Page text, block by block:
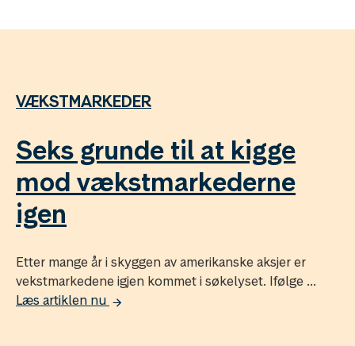
VÆKSTMARKEDER
Seks grunde til at kigge
mod vækstmarkederne
igen
Etter mange år i skyggen av amerikanske aksjer er
vekstmarkedene igjen kommet i søkelyset. Ifølge ...
Læs artiklen nu